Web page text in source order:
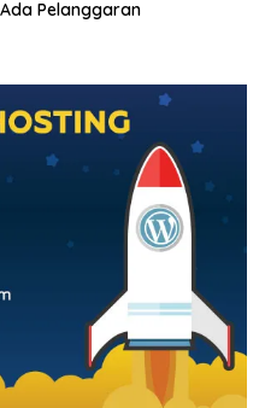
Pelanggaran